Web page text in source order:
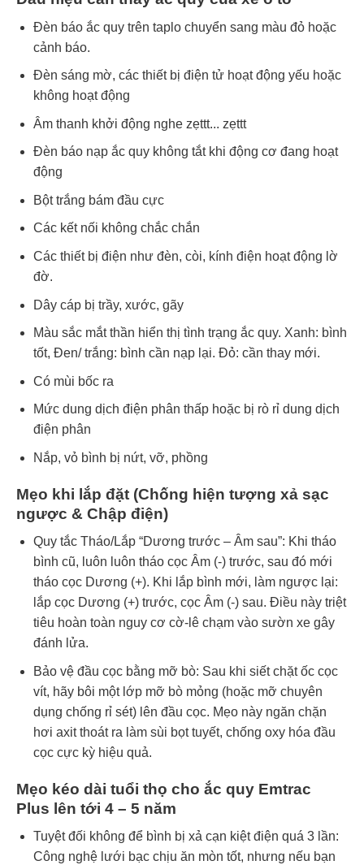
Đèn báo ắc quy trên taplo chuyển sang màu đỏ hoặc
cảnh báo.
Đèn sáng mờ, các thiết bị điện tử hoạt động yếu hoặc
không hoạt động
Âm thanh khởi động nghe zẹttt... zẹttt
Đèn báo nạp ắc quy không tắt khi động cơ đang hoạt
động
Bột trắng bám đầu cực
Các kết nối không chắc chắn
Các thiết bị điện như đèn, còi, kính điện hoạt động lờ
đờ.
Dây cáp bị trầy, xước, gãy
Màu sắc mắt thần hiển thị tình trạng ắc quy. Xanh: bình
tốt, Đen/ trắng: bình cần nạp lại. Đỏ: cần thay mới.
Có mùi bốc ra
Mức dung dịch điện phân thấp hoặc bị rò rỉ dung dịch
điện phân
Nắp, vỏ bình bị nứt, vỡ, phồng
Mẹo khi lắp đặt (Chống hiện tượng xả sạc
ngược & Chập điện)
Quy tắc Tháo/Lắp “Dương trước – Âm sau”: Khi tháo
bình cũ, luôn luôn tháo cọc Âm (-) trước, sau đó mới
tháo cọc Dương (+). Khi lắp bình mới, làm ngược lại:
lắp cọc Dương (+) trước, cọc Âm (-) sau. Điều này triệt
tiêu hoàn toàn nguy cơ cờ-lê chạm vào sườn xe gây
đánh lửa.
Bảo vệ đầu cọc bằng mỡ bò: Sau khi siết chặt ốc cọc
vít, hãy bôi một lớp mỡ bò mỏng (hoặc mỡ chuyên
dụng chống rỉ sét) lên đầu cọc. Mẹo này ngăn chặn
hơi axit thoát ra làm sùi bọt tuyết, chống oxy hóa đầu
cọc cực kỳ hiệu quả.
Mẹo kéo dài tuổi thọ cho ắc quy Emtrac
Plus lên tới 4 – 5 năm
Tuyệt đối không để bình bị xả cạn kiệt điện quá 3 lần:
Công nghệ lưới bạc chịu ăn mòn tốt, nhưng nếu bạn